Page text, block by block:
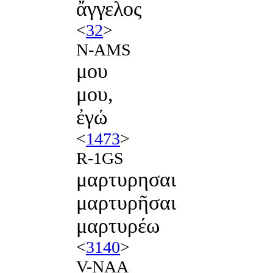
ἄγγελος
<32>
N-AMS
μου
μου,
ἐγώ
<1473>
R-1GS
μαρτυρησαι
μαρτυρῆσαι
μαρτυρέω
<3140>
V-NAA